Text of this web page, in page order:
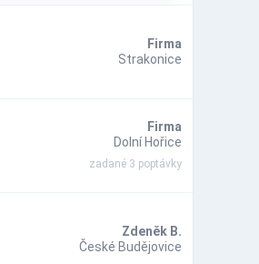
Firma
Strakonice
Firma
Dolní Hořice
zadané 3 poptávky
Zdeněk B.
České Budějovice